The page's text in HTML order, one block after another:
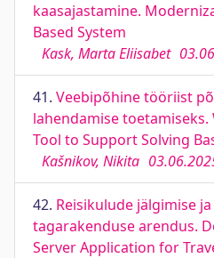
kaasajastamine.
Based System
Kask, Marta Eliisabet
41. Veebipõhine tööriist
lahendamise toetamiseks.
Tool to Support Solving
Kašnikov, Nikita
42. Reisikulude jälgimise
tagarakenduse arendus.
Server Application for